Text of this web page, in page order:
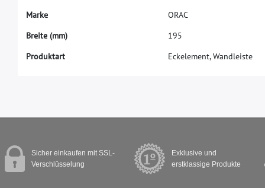
Marke ORAC
Breite (mm) 195
Produktart
Eckelement, Wandleiste
Sicher einkaufen mit SSL-
Verschlüsselung
Exklusive und
erstklassige Produkte